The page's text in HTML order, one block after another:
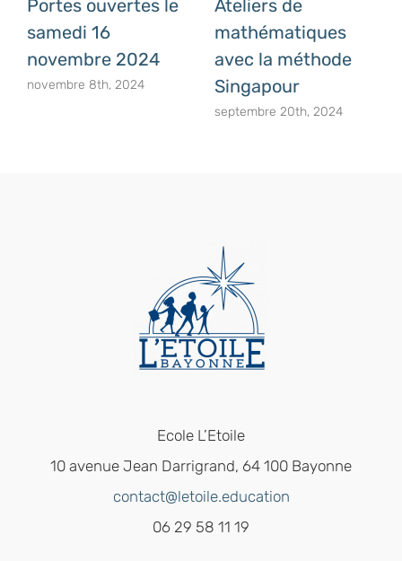
Portes ouvertes le
samedi 16
novembre 2024
novembre 8th, 2024
Ateliers de
mathématiques
avec la méthode
Singapour
septembre 20th, 2024
Ecole L’Etoile
10 avenue Jean Darrigrand, 64 100 Bayonne
contact@letoile.education
06 29 58 11 19